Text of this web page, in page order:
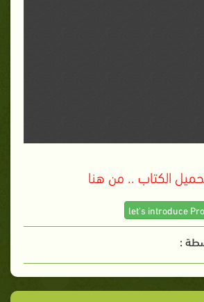
الكتاب .. من هنا
: